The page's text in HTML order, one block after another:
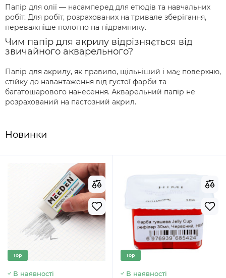
Папір для олії — насамперед для етюдів та навчальних
робіт. Для робіт, розрахованих на тривале зберігання,
переважніше полотно на підрамнику.
Чим папір для акрилу відрізняється від
звичайного акварельного?
Папір для акрилу, як правило, щільніший і має поверхню,
стійку до навантаження від густої фарби та
багатошарового нанесення. Акварельний папір не
розрахований на пастозний акрил.
Новинки
Top
В наявності
Top
В наявності